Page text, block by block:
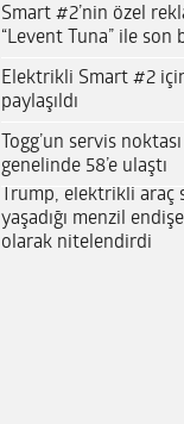
Smart #2’nin özel
“Levent Tuna” ile son
Elektrikli Smart #2
paylaşıldı
Togg’un servis
genelinde 58’e ulaştı
Trump, elektrikli araç
yaşadığı menzil
olarak nitelendirdi